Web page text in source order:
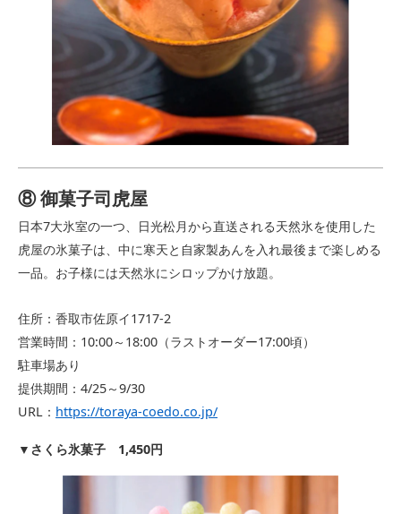
⑧ 御菓子司虎屋
日本7大氷室の一つ、日光松月から直送される天然氷を使用した
虎屋の氷菓子は、中に寒天と自家製あんを入れ最後まで楽しめる
一品。お子様には天然氷にシロップかけ放題。
住所：香取市佐原イ1717-2
営業時間：10:00～18:00（ラストオーダー17:00頃）
駐車場あり
提供期間：4/25～9/30
URL： https://toraya-coedo.co.jp/
▼ さくら氷菓子 1,450円